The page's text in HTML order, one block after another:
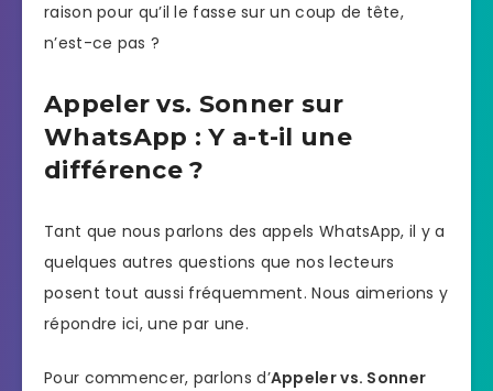
raison pour qu’il le fasse sur un coup de tête,
n’est-ce pas ?
Appeler vs. Sonner sur
WhatsApp : Y a-t-il une
différence ?
Tant que nous parlons des appels WhatsApp, il y a
quelques autres questions que nos lecteurs
posent tout aussi fréquemment. Nous aimerions y
répondre ici, une par une.
Pour commencer, parlons d’Appeler vs. Sonner